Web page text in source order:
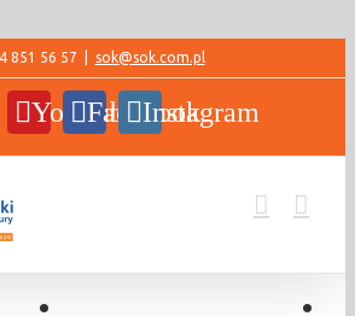
851 56 57 sok@sok.com.pl
YouTubeFacebookInstagram